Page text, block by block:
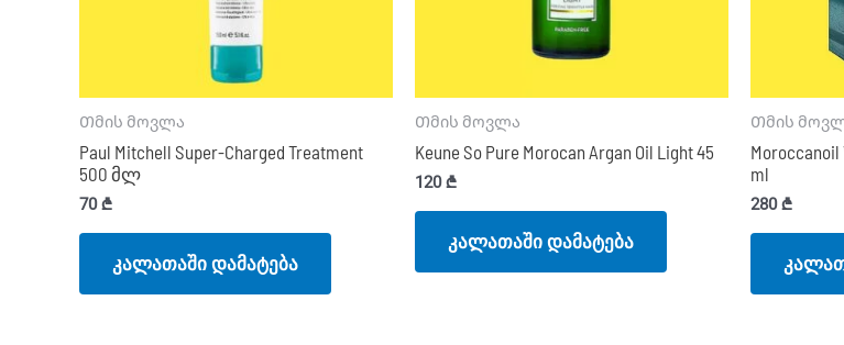
Თმის მოვლა
Paul Mitchell Super-Charged Treatment
500 მლ
70₾
კალათაში დამატება
Თმის მოვლა
Keune So Pure Morocan Argan Oil Light 45
120₾
კალათაში დამატება
Თმის
ml
280₾